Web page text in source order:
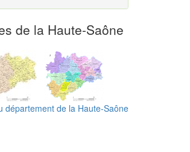
de la Haute-Saône
département de la Haute-Saône